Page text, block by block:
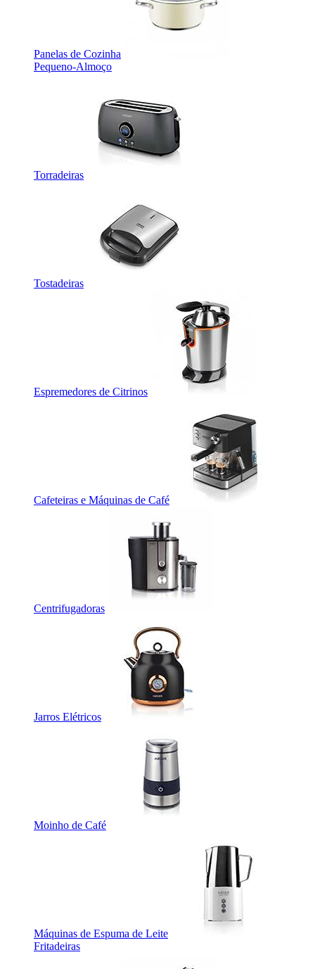
Panelas de Cozinha
Pequeno-Almoço
Torradeiras
Tostadeiras
Espremedores de Citrinos
Cafeteiras e Máquinas de Café
Centrifugadoras
Jarros Elétricos
Moinho de Café
Máquinas de Espuma de Leite
Fritadeiras